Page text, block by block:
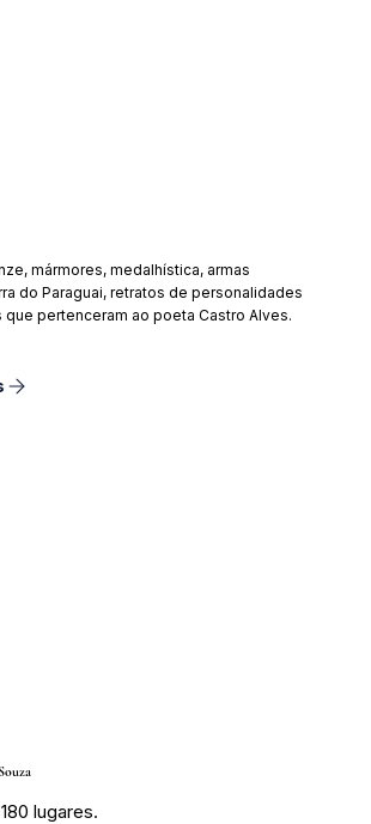
mármores, medalhística, armas
do Paraguai, retratos de personalidades
pertenceram ao poeta Castro Alves.
lugares.